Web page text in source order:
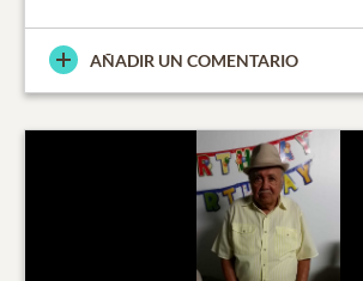
AÑADIR UN COMENTARIO